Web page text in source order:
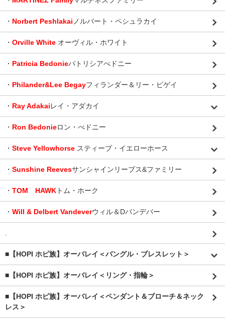
・ Norbert Peshlakai ノルバート・ペシュラカイ
・ Orville White オーヴィル・ホワイト
・ Patricia Bedonieパトリシアべドニー
・ Philander&Lee Begayフィランダー＆リー・ビゲイ
・ Ray Adakaiレイ・アダカイ
・ Ron Bedonieロン・べドニー
・ Steve Yellowhorse スティーブ・イエローホース
・ Sunshine Reevesサンシャインリーブス&ファミリー
・ TOM HAWK トム・ホーク
・ Will & Delbert Vandeverウィル＆Dバンデバー
.
■【HOPI ホピ族】オーバレイ＜バングル・ブレスレット＞
■【HOPI ホピ族】オーバレイ＜リング・指輪＞
■【HOPI ホピ族】オーバレイ＜ペンダント＆ブローチ＆ネック
レス＞